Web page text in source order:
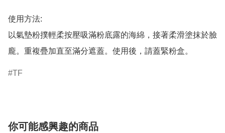
使用方法:
以氣墊粉撲輕柔按壓吸滿粉底露的海綿，接著柔滑塗抹於臉
龐。重複疊加直至滿分遮蓋。使用後，請蓋緊粉盒。
TF
你可能感興趣的商品